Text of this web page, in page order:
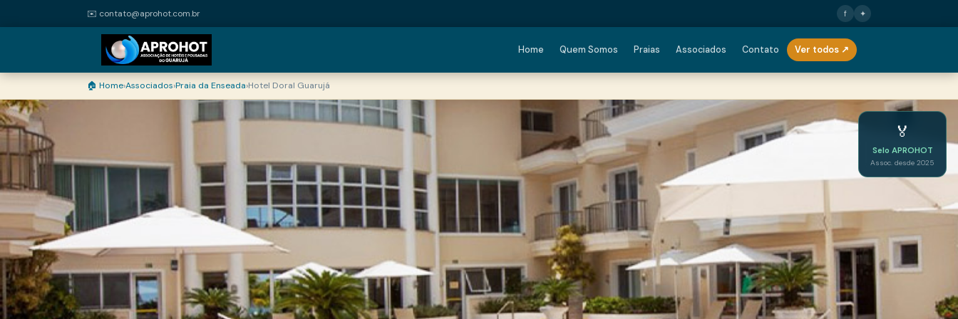
✉️ contato@aprohot.com.br f ✦
Home Quem Somos Praias Associados Contato Ver todos ↗
🏠 Home›Associados›Praia da Enseada›Hotel Doral Guarujá
🏅
Selo APROHOT
Assoc. desde 2025